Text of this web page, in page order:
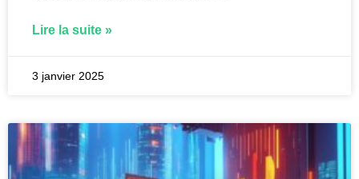
Lire la suite »
3 janvier 2025